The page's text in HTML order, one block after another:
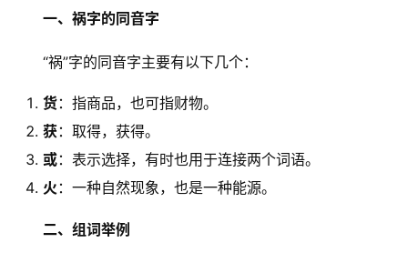
一、祸字的同音字
“祸”字的同音字主要有以下几个：
货：指商品，也可指财物。
获：取得，获得。
或：表示选择，有时也用于连接两个词语。
火 ：一种自然现象，也是一种能源。
二、组词举例